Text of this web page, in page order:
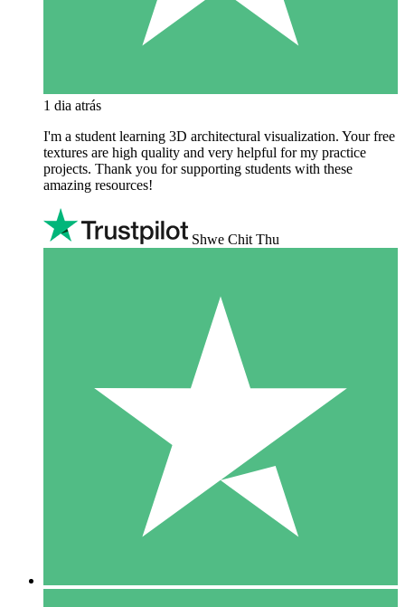
1 dia atrás
I'm a student learning 3D architectural visualization. Your free
textures are high quality and very helpful for my practice
projects. Thank you for supporting students with these
amazing resources!
Shwe Chit Thu